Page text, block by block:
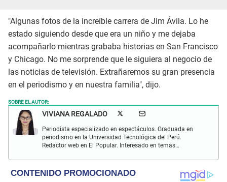
"Algunas fotos de la increíble carrera de Jim Ávila. Lo he
estado siguiendo desde que era un niño y me dejaba
acompañarlo mientras grababa historias en San Francisco
y Chicago. No me sorprende que le siguiera al negocio de
las noticias de televisión. Extrañaremos su gran presencia
en el periodismo y en nuestra familia", dijo.
SOBRE EL AUTOR:
VIVIANA REGALADO
Periodista especializado en espectáculos. Graduada en
periodismo en la Universidad Tecnológica del Perú.
Redactor web en El Popular. Interesado en temas
y crónicas.